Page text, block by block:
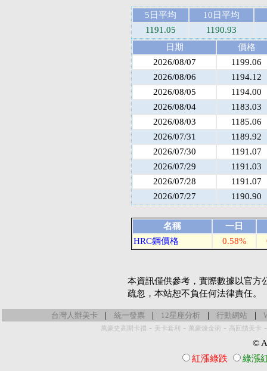
5日平均
10日平均
1191.05
1190.93
日期
價格
2026/08/07
1199.06
2026/08/06
1194.12
2026/08/05
1194.00
2026/08/04
1183.03
2026/08/03
1185.06
2026/07/31
1189.92
2026/07/30
1191.07
2026/07/29
1191.03
2026/07/28
1191.07
2026/07/27
1190.90
名稱
一日
HRC鋼價格
0.58%
本資訊僅供參考，實際數據以官方
疏忽，本站恕不負任何法律責任。
台灣人辦美卡 | 統一發票 | 12星座分析 | 行動網站 |
萬豪史高開卡禮 - 美卡套利 - 萬豪煉金術 - 高回饋美卡
©
紅漲綠跌
綠漲